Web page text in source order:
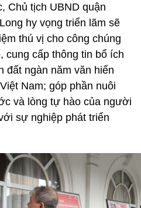
Chủ tịch UBND quận
hy vọng triển lãm sẽ
thú vị cho công chúng
cung cấp thông tin bổ ích
đất ngàn năm văn hiến
Nam; góp phần nuôi
và lòng tự hào của người
sự nghiệp phát triển